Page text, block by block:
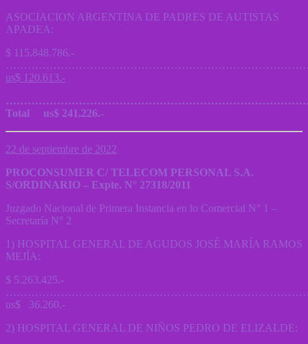
ASOCIACION ARGENTINA DE PADRES DE AUTISTAS
APADEA:
$ 115.848.786.-
us$ 120.613.-
Total us$ 241.226.-
22 de septiembre de 2022
PROCONSUMER C/ TELECOM PERSONAL S.A.
S/ORDINARIO – Expte. N° 27318/2011
Juzgado Nacional de Primera Instancia en lo Comercial N° 1 –
Secretaría N° 2
1) HOSPITAL GENERAL DE AGUDOS JOSÉ MARÍA RAMOS
MEJÍA:
$ 5.263.425.-
us$ 36.260.-
2) HOSPITAL GENERAL DE NIÑOS PEDRO DE ELIZALDE: